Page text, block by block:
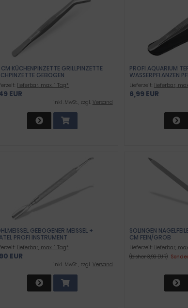
KÜCHENPINZETTE GRILLPINZETTE
GEBOGEN
lieferbar, max. 1 Tag*
EUR
inkl .MwSt., zzgl. Versand
PROFI AQUARIUM
WASSERPFLANZEN
EDELSTAHL GERADE
AQUARIEN UND
Lieferzeit: lieferbar,
6,99 EUR
GEBOGENER MEISSEL + S
PROFI INSTRUMENT
lieferbar, max. 1 Tag*
EUR
inkl .MwSt., zzgl. Versand
SOLINGEN
CM FEIN/GROB
Lieferzeit: lieferbar,
(bisher 3,99 EUR)